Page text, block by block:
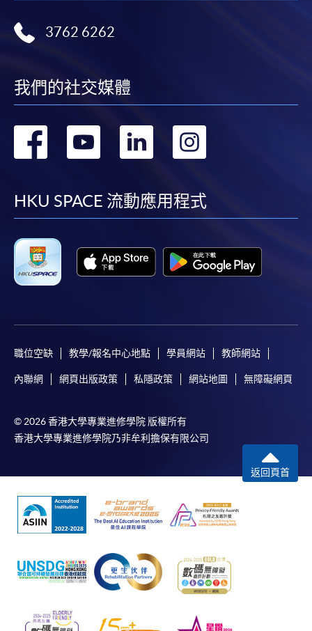
3762 6262
我們的社交媒體
轉
facebook
轉
youtube
轉
linkedin
轉
HKU SPACE 流動應用程式
職位空缺 教學/報名中心地點 學員網站 教師網站
內聯網 網頁出版政策 私隱政策 網站地圖 無障礙網頁
© 2026 香港大學專業進修學院 版權所有
香港大學專業進修學院乃非牟利擔保有限公司
返回頁首